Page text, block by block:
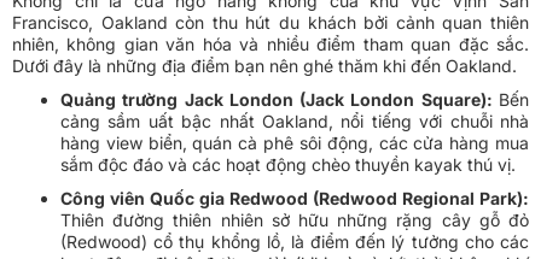
Francisco, Oakland còn thu hút du khách bởi cảnh quan thiên
nhiên, không gian văn hóa và nhiều điểm tham quan đặc sắc.
Dưới đây là những địa điểm bạn nên ghé thăm khi đến Oakland.
Quảng trường Jack London (Jack London Square): Bến
cảng sầm uất bậc nhất Oakland, nổi tiếng với chuỗi nhà
hàng view biển, quán cà phê sôi động, các cửa hàng mua
sắm độc đáo và các hoạt động chèo thuyền kayak thú vị.
Công viên Quốc gia Redwood (Redwood Regional Park):
Thiên đường thiên nhiên sở hữu những rặng cây gỗ đỏ
(Redwood) cổ thụ khổng lồ, là điểm đến lý tưởng cho các